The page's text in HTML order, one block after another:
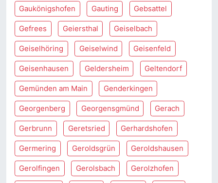
Gaukönigshofen Gauting Gebsattel
Gefrees Geiersthal Geiselbach
Geiselhöring Geiselwind Geisenfeld
Geisenhausen Geldersheim Geltendorf
Gemünden am Main Genderkingen
Georgenberg Georgensgmünd Gerach
Gerbrunn Geretsried Gerhardshofen
Germering Geroldsgrün Geroldshausen
Gerolfingen Gerolsbach Gerolzhofen